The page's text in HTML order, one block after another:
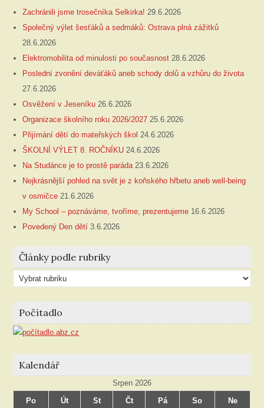
Zachránili jsme trosečníka Selkirka! 29.6.2026
Společný výlet šesťáků a sedmáků: Ostrava plná zážitků
28.6.2026
Elektromobilita od minulosti po současnost 28.6.2026
Poslední zvonění deváťáků aneb schody dolů a vzhůru do života
27.6.2026
Osvěžení v Jeseníku 26.6.2026
Organizace školního roku 2026/2027 25.6.2026
Přijímání dětí do mateřských škol 24.6.2026
ŠKOLNÍ VÝLET 8. ROČNÍKU 24.6.2026
Na Studánce je to prostě paráda 23.6.2026
Nejkrásnější pohled na svět je z koňského hřbetu aneb well-being
v osmičce 21.6.2026
My School – poznáváme, tvoříme, prezentujeme 16.6.2026
Povedený Den dětí 3.6.2026
Články podle rubriky
Články
podle
rubriky
Počítadlo
Kalendář
Srpen 2026
Po
Út St Čt Pá So Ne